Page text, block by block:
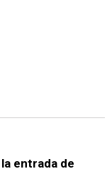
entrada de